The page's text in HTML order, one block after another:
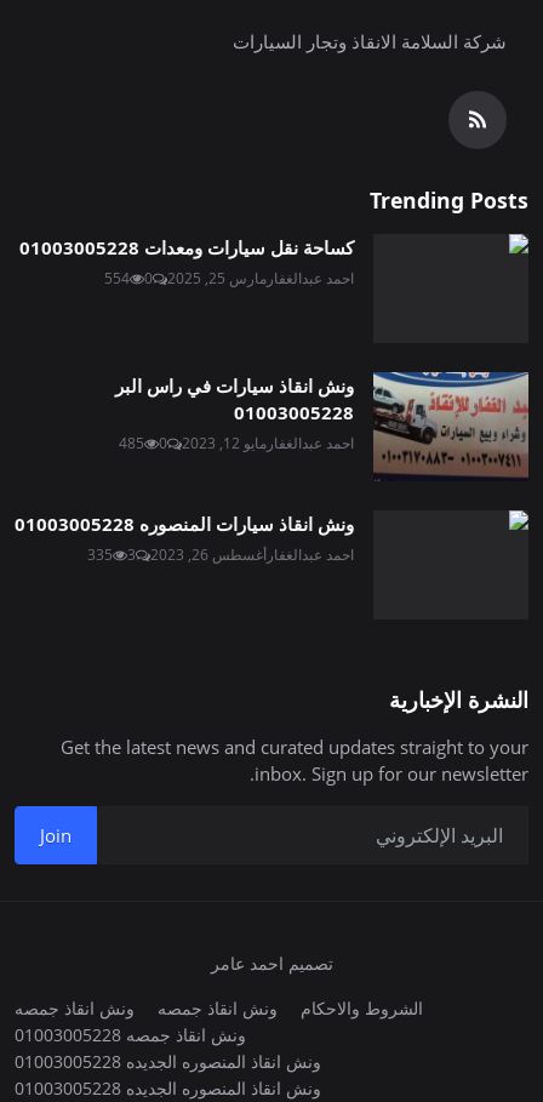
شركة السلامة الانقاذ وتجار السيارات
Trending Posts
كساحة نقل سيارات ومعدات 01003005228
احمد عبدالغفار مارس 25, 2025 0
554
ونش انقاذ سيارات في راس البر
01003005228
احمد عبدالغفار مايو 12, 2023 0
485
ونش انقاذ سيارات المنصوره 01003005228
احمد عبدالغفار أغسطس 26, 2023 3
335
النشرة الإخبارية
Get the latest news and curated updates straight to your
inbox. Sign up for our newsletter.
Join
تصميم احمد عامر
الشروط والاحكام
ونش انقاذ جمصه
ونش انقاذ جمصه
ونش انقاذ جمصه 01003005228
ونش انقاذ المنصوره الجديده 01003005228
ونش انقاذ المنصوره الجديده 01003005228